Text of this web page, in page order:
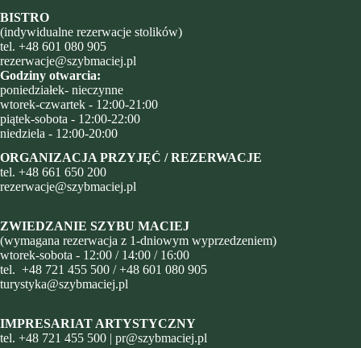
BISTRO
(indywidualne rezerwacje stolików)
tel. +48 601 080 905
rezerwacje@szybmaciej.pl
Godziny otwarcia:
poniedziałek- nieczynne
wtorek-czwartek - 12:00-21:00
piątek-sobota - 12:00-22:00
niedziela - 12:00-20:00
ORGANIZACJA PRZYJĘĆ / REZERWACJE
tel. +48 661 650 200
rezerwacje@szybmaciej.pl
ZWIEDZANIE SZYBU MACIEJ
(wymagana rezerwacja z 1-dniowym wyprzedzeniem)
wtorek-sobota - 12:00 / 14:00 / 16:00
tel. +48 721 455 500 /+48 601 080 905
turystyka@szybmaciej.pl
IMPRESARIAT ARTYSTYCZNY
tel. +48 721 455 500 | pr@szybmaciej.pl